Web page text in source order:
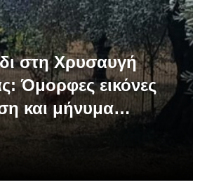
στη Χρυσαυγή
Όμορφες εικόνες
και μήνυμα…